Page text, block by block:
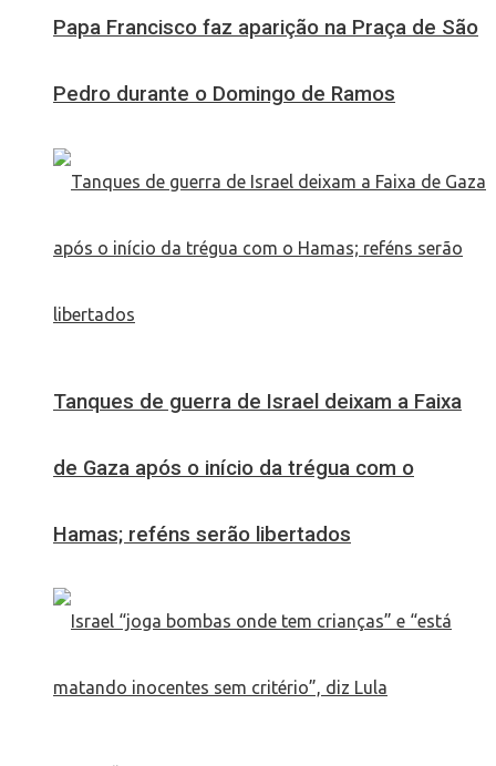
Papa Francisco faz aparição na Praça de São
Pedro durante o Domingo de Ramos
Tanques de guerra de Israel deixam a Faixa
de Gaza após o início da trégua com o
Hamas; reféns serão libertados